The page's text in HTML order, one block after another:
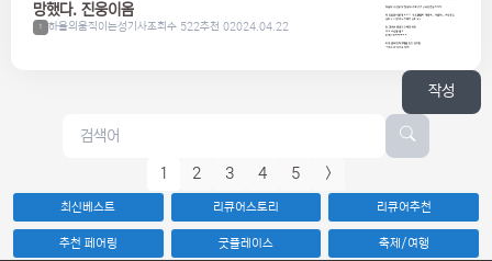
망했다. 진웅이옴
1 하울의움직이는성기사조회수 522추천 02024.04.22
작성
1 2 3 4 5 >
최신베스트 리큐어스토리 리큐어추천
추천 페어링 굿플레이스 축제/여행